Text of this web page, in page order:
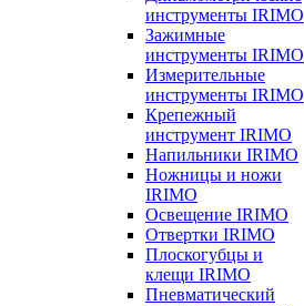
инструменты IRIMO
Зажимные
инструменты IRIMO
Измерительные
инструменты IRIMO
Крепежный
инструмент IRIMO
Напильники IRIMO
Ножницы и ножи
IRIMO
Освещение IRIMO
Отвертки IRIMO
Плоскогубцы и
клещи IRIMO
Пневматический